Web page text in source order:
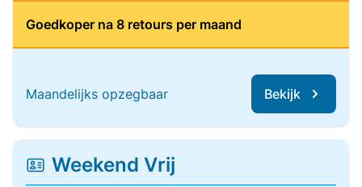
Goedkoper na 8 retours per maand
Maandelijks opzegbaar Bekijk
Weekend Vrij